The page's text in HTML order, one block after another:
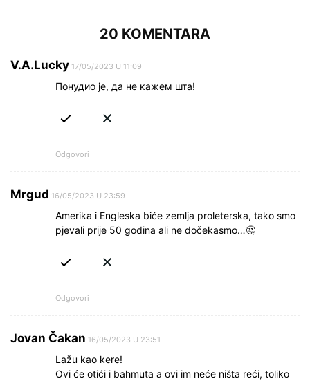
20 KOMENTARA
V.A.Lucky 17/05/2023 U 11:09
Понудио је, да не кажем шта!
Odgovori
Mrgud 16/05/2023 U 23:59
Amerika i Engleska biće zemlja proleterska, tako smo
pjevali prije 50 godina ali ne dočekasmo…🤔
Odgovori
Jovan Čakan 16/05/2023 U 23:51
Lažu kao kere!
Ovi će otići i bahmuta a ovi im neće ništa reći, toliko